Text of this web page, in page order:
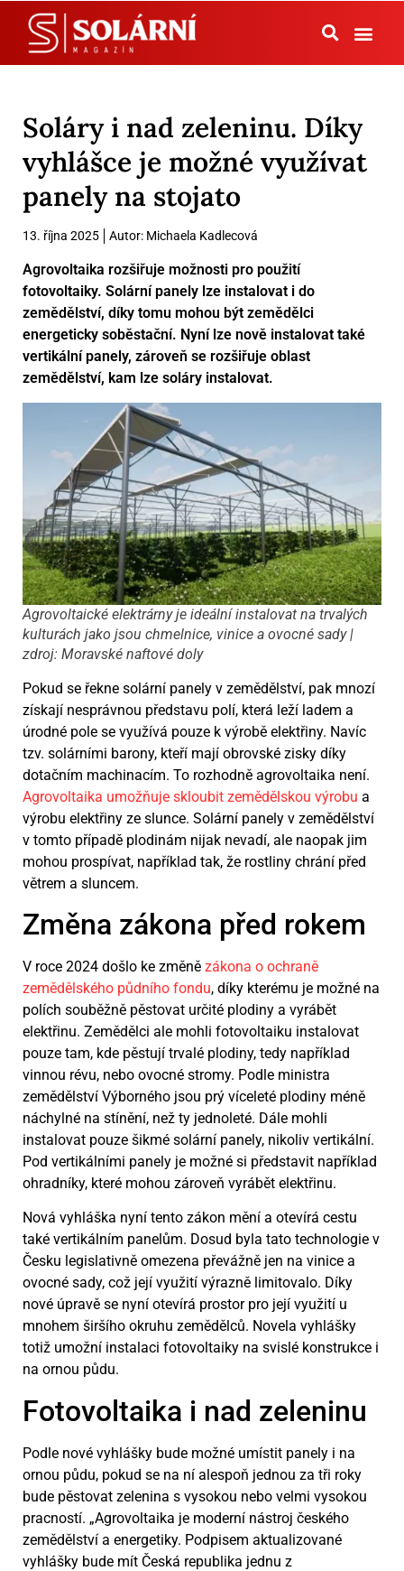
Soláry i nad zeleninu. Díky
vyhlášce je možné využívat
panely na stojato
13. října 2025 Autor: Michaela Kadlecová
Agrovoltaika rozšiřuje možnosti pro použití
fotovoltaiky. Solární panely lze instalovat i do
zemědělství, díky tomu mohou být zemědělci
energeticky soběstační. Nyní lze nově instalovat také
vertikální panely, zároveň se rozšiřuje oblast
zemědělství, kam lze soláry instalovat.
Agrovoltaické elektrárny je ideální instalovat na trvalých
kulturách jako jsou chmelnice, vinice a ovocné sady |
zdroj: Moravské naftové doly
Pokud se řekne solární panely v zemědělství, pak mnozí
získají nesprávnou představu polí, která leží ladem a
úrodné pole se využívá pouze k výrobě elektřiny. Navíc
tzv. solárními barony, kteří mají obrovské zisky díky
dotačním machinacím. To rozhodně agrovoltaika není.
Agrovoltaika umožňuje skloubit zemědělskou výrobu a
výrobu elektřiny ze slunce. Solární panely v zemědělství
v tomto případě plodinám nijak nevadí, ale naopak jim
mohou prospívat, například tak, že rostliny chrání před
větrem a sluncem.
Změna zákona před rokem
V roce 2024 došlo ke změně zákona o ochraně
zemědělského půdního fondu, díky kterému je možné na
polích souběžně pěstovat určité plodiny a vyrábět
elektřinu. Zemědělci ale mohli fotovoltaiku instalovat
pouze tam, kde pěstují trvalé plodiny, tedy například
vinnou révu, nebo ovocné stromy. Podle ministra
zemědělství Výborného jsou prý víceleté plodiny méně
náchylné na stínění, než ty jednoleté. Dále mohli
instalovat pouze šikmé solární panely, nikoliv vertikální.
Pod vertikálními panely je možné si představit například
ohradníky, které mohou zároveň vyrábět elektřinu.
Nová vyhláška nyní tento zákon mění a otevírá cestu
také vertikálním panelům. Dosud byla tato technologie v
Česku legislativně omezena převážně jen na vinice a
ovocné sady, což její využití výrazně limitovalo. Díky
nové úpravě se nyní otevírá prostor pro její využití u
mnohem širšího okruhu zemědělců. Novela vyhlášky
totiž umožní instalaci fotovoltaiky na svislé konstrukce i
na ornou půdu.
Fotovoltaika i nad zeleninu
Podle nové vyhlášky bude možné umístit panely i na
ornou půdu, pokud se na ní alespoň jednou za tři roky
bude pěstovat zelenina s vysokou nebo velmi vysokou
pracností. „Agrovoltaika je moderní nástroj českého
zemědělství a energetiky. Podpisem aktualizované
vyhlášky bude mít Česká republika jednu z